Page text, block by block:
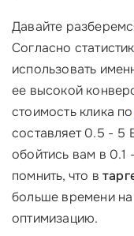
Давайте
Согласно
использовать
ее высокой
стоимость клика по
составляет 0.5 - 5
обойтись вам в 0.1
помнить, что в
больше времени
оптимизацию.